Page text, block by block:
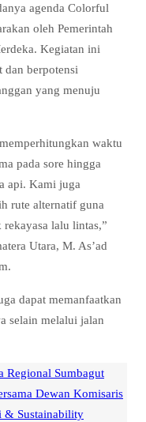
agenda Colorful
oleh Pemerintah
Kegiatan ini
dan berpotensi
yang menuju
waktu
pada sore hingga
api. Kami juga
rute alternatif guna
lalu lintas,”
Utara, M. As’ad
dapat memanfaatkan
selain melalui jalan
Regional Sumbagut
Dewan Komisaris
& Sustainability